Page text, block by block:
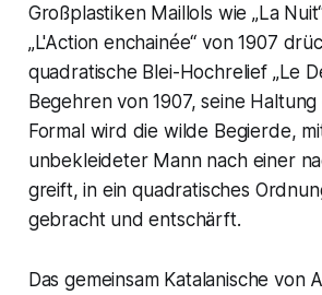
Großplastiken Maillols wie „La
„L'Action enchainée“ von 1907
quadratische Blei-Hochrelief „Le
Begehren von 1907, seine
Formal wird die wilde Begierde,
unbekleideter Mann nach einer
greift, in ein quadratisches
gebracht und entschärft.
Das gemeinsam Katalanische von